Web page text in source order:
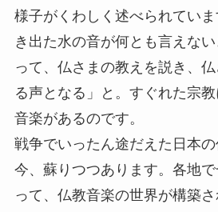
様子がくわしく述べられてい
き出た水の音が何とも言えな
って、仏さまの教えを説き、
る声となる」と。すぐれた宗
音楽があるのです。
戦争でいったん途だえた日本
今、蘇りつつあります。各地
って、仏教音楽の世界が構築